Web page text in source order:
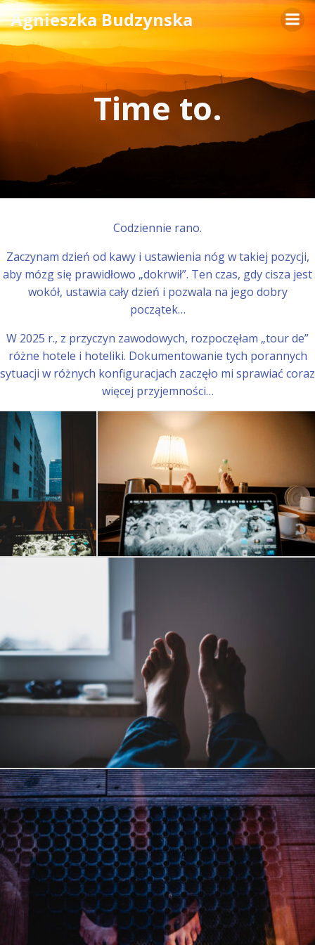
Skip
to
Agnieszka Budzynska
Time to.
Codziennie rano.
Zaczynam dzień od kawy i ustawienia nóg w takiej pozycji,
aby mózg się prawidłowo „dokrwił”. Ten czas, gdy cisza jest
wokół, ustawia cały dzień i pozwala na jego dobry
początek…
W 2025 r., z przyczyn zawodowych, rozpoczęłam „tour de”
różne hotele i hoteliki. Dokumentowanie tych porannych
sytuacji w różnych konfiguracjach zaczęło mi sprawiać coraz
więcej przyjemności…